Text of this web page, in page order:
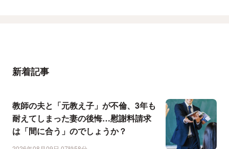
新着記事
教師の夫と「元教え子」が不倫、3年も
耐えてしまった妻の後悔…慰謝料請求
は「間に合う」のでしょうか？